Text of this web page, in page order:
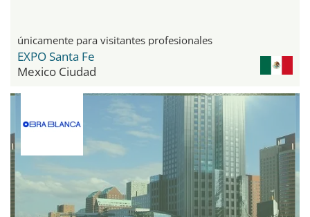
únicamente para visitantes profesionales
EXPO Santa Fe
Mexico Ciudad